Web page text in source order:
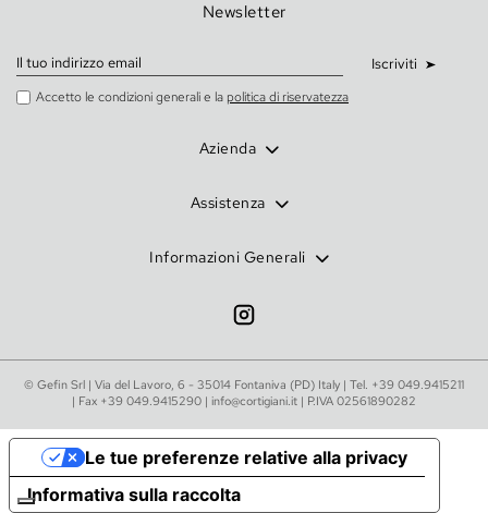
Newsletter
Iscriviti
Accetto le condizioni generali e la politica di riservatezza
Azienda
Assistenza
Informazioni Generali
© Gefin Srl | Via del Lavoro, 6 - 35014 Fontaniva (PD) Italy | Tel. +39 049.9415211
| Fax +39 049.9415290 | info@cortigiani.it | P.IVA 02561890282
Informativa sulla raccolta
Le tue preferenze relative alla privacy